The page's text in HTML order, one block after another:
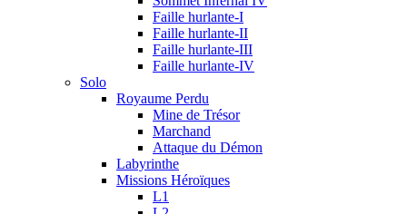
Faille hurlante-I
Faille hurlante-II
Faille hurlante-III
Faille hurlante-IV
Solo
Royaume Perdu
Mine de Trésor
Marchand
Attaque du Démon
Labyrinthe
Missions Héroïques
L1